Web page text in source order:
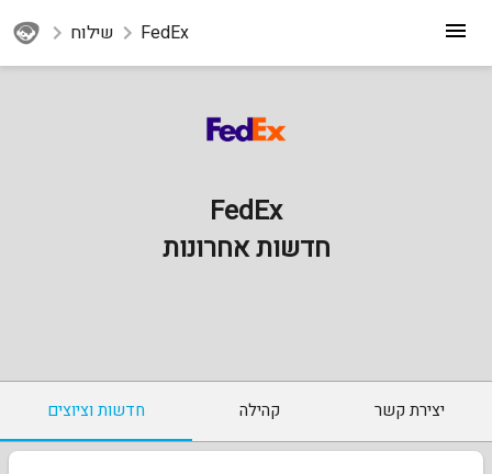
שילוח FedEx
FedEx
חדשות אחרונות
יצירת קשר קהילה חדשות וציוצים